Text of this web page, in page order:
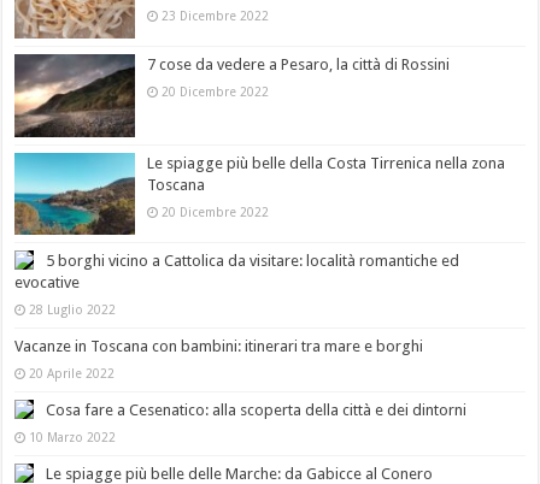
23 Dicembre 2022
7 cose da vedere a Pesaro, la città di Rossini
20 Dicembre 2022
Le spiagge più belle della Costa Tirrenica nella zona
Toscana
20 Dicembre 2022
5 borghi vicino a Cattolica da visitare: località romantiche ed
evocative
28 Luglio 2022
Vacanze in Toscana con bambini: itinerari tra mare e borghi
20 Aprile 2022
Cosa fare a Cesenatico: alla scoperta della città e dei dintorni
10 Marzo 2022
Le spiagge più belle delle Marche: da Gabicce al Conero